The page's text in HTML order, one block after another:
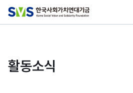
활동소식